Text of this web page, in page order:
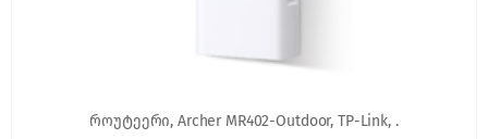
როუტეერი, Archer MR402-Outdoor, TP-Link, .